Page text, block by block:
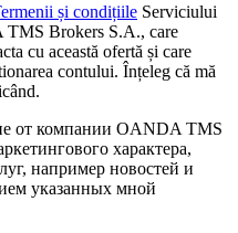
și condițiile Serviciului
TMS Brokers S.A., care
cu această ofertă și care
contului. Înțeleg că mă
от компании OANDA TMS
характера,
например новостей и
указанных мной